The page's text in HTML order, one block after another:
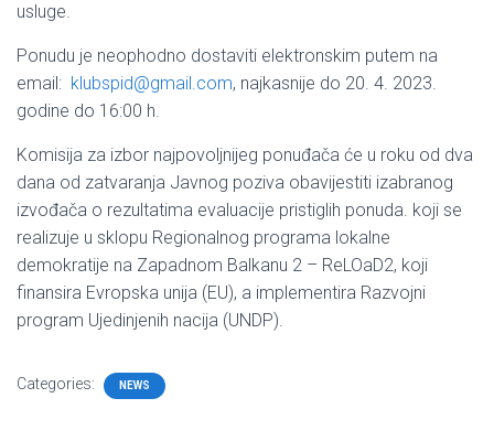
usluge.
Ponudu je neophodno dostaviti elektronskim putem na
email: klubspid@gmail.com, najkasnije do 20. 4. 2023.
godine do 16:00 h.
Komisija za izbor najpovoljnijeg ponuđača će u roku od dva
dana od zatvaranja Javnog poziva obavijestiti izabranog
izvođača o rezultatima evaluacije pristiglih ponuda. koji se
realizuje u sklopu Regionalnog programa lokalne
demokratije na Zapadnom Balkanu 2 – ReLOaD2, koji
finansira Evropska unija (EU), a implementira Razvojni
program Ujedinjenih nacija (UNDP).
Categories: NEWS